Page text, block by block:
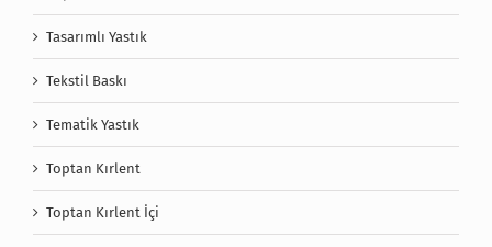
Tasarımlı Yastık
Tekstil Baskı
Tematik Yastık
Toptan Kırlent
Toptan Kırlent İçi